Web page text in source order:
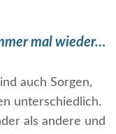
mal wieder…
auch Sorgen,
unterschiedlich.
als andere und